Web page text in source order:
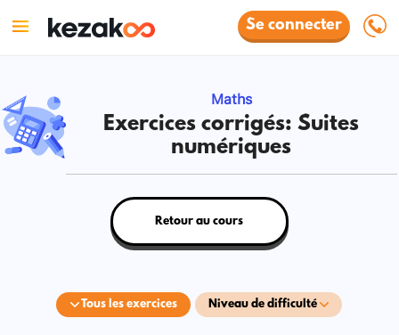
Se connecter
Maths
Exercices corrigés: Suites
numériques
Tous les exercices Niveau de difficulté
Retour au cours